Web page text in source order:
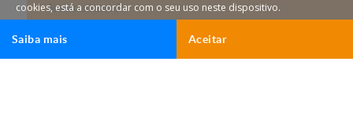
Ligar Email
HáTudo © 2026 Todos os direitos reservados.
Anular subscrição
cookies, está a concordar com o seu uso neste dispositivo.
Aceitar
Saiba mais